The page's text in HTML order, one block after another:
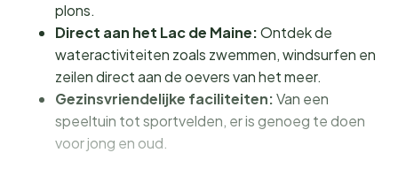
plons.
Direct aan het Lac de Maine:Ontdek de
wateractiviteiten zoals zwemmen, windsurfen en
zeilen direct aan de oevers van het meer.
Gezinsvriendelijke faciliteiten:Van een
speeltuin tot sportvelden, er is genoeg te doen
voor jong en oud.